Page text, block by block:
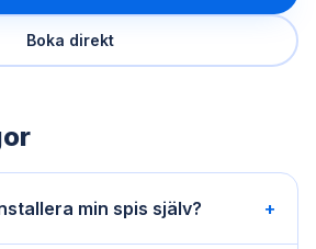
Boka direkt
min spis själv? +